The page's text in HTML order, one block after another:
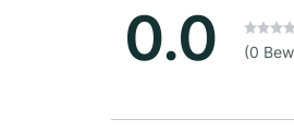
0.0 (0